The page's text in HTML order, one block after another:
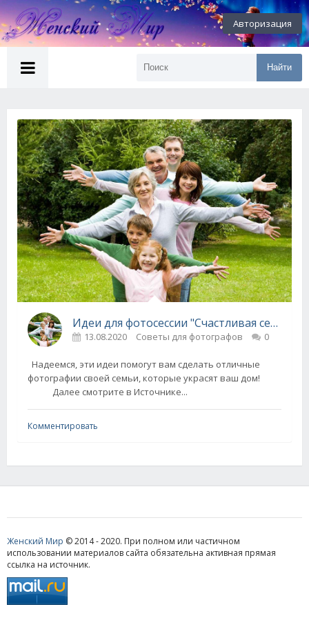
Авторизация
Найти
Идеи для фотосессии "Счастливая семья"
13.08.2020 Советы для фотографов 0
Надеемся, эти идеи помогут вам сделать отличные
фотографии своей семьи, которые украсят ваш дом!
Далее смотрите в Источнике...
Комментировать
Женский Мир © 2014 - 2020. При полном или частичном
использовании материалов сайта обязательна активная прямая
ссылка на источник.